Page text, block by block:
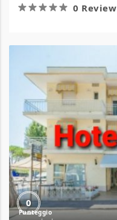
0 Review
0
Franca